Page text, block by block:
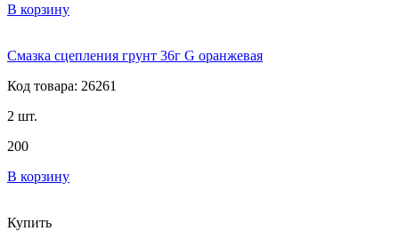
В корзину
Смазка сцепления грунт 36г G оранжевая
Код товара: 26261
2 шт.
200
В корзину
Купить